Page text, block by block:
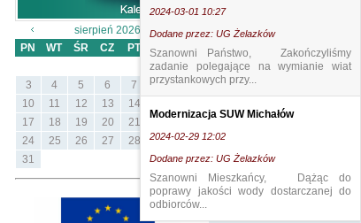
sierpień 2026
PN
WT ŚR CZ PT SB
ND
1
2
3
4 5 6 7 8
9
10
11 12 13 14
17
18 19 20 21
24
25 26 27 28 29
30
31
2024-03-01 10:27
Dodane przez: UG Żelazków
Szanowni Państwo, Zakończyliśmy
zadanie polegające na wymianie wiat
przystankowych przy...
Modernizacja SUW Michałów
2024-02-29 12:02
Dodane przez: UG Żelazków
Szanowni Mieszkańcy, Dążąc do
poprawy jakości wody dostarczanej do
odbiorców...